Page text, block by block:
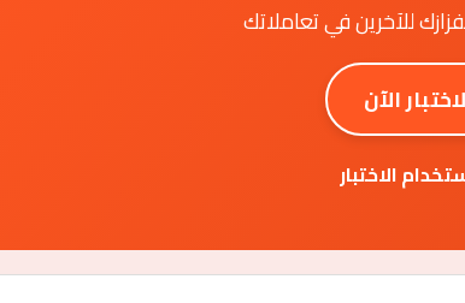
للآخرين في تعاملاتك
الآن
الاختبار